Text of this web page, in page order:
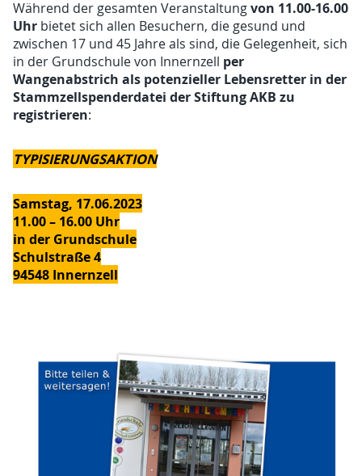
Während der gesamten Veranstaltungvon 11.00-16.00
Uhr bietet sich allen Besuchern, die gesund und
zwischen 17 und 45 Jahre als sind, die Gelegenheit, sich
in der Grundschule von Innernzell per
Wangenabstrich als potenzieller Lebensretter in der
Stammzellspenderdatei der Stiftung AKB zu
registrieren:
TYPISIERUNGSAKTION
Samstag, 17.06.2023
11.00 – 16.00 Uhr
in der Grundschule
Schulstraße 4
94548 Innernzell